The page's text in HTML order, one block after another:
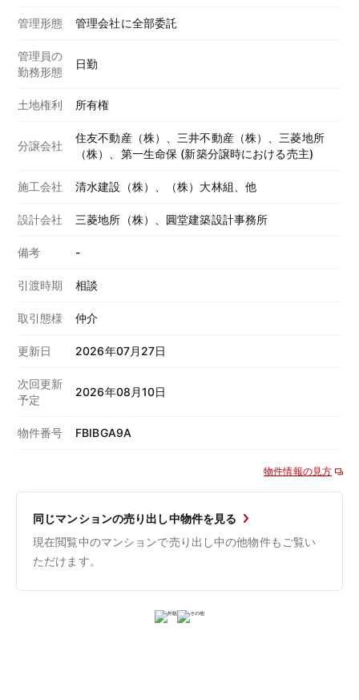
管理形態 管理会社に全部委託
管理員の
勤務形態
日勤
土地権利 所有権
分譲会社
住友不動産（株）、三井不動産（株）、三菱地所
（株）、第一生命保 (新築分譲時における売主)
施工会社 清水建設（株）、（株）大林組、他
設計会社 三菱地所（株）、圓堂建築設計事務所
備考 -
引渡時期 相談
取引態様 仲介
更新日 2026年07月27日
次回更新
予定
2026年08月10日
物件番号 FBIBGA9A
物件情報の見方
同じマンションの売り出し中物件を見る
現在閲覧中のマンションで売り出し中の他物件もご覧い
ただけます。